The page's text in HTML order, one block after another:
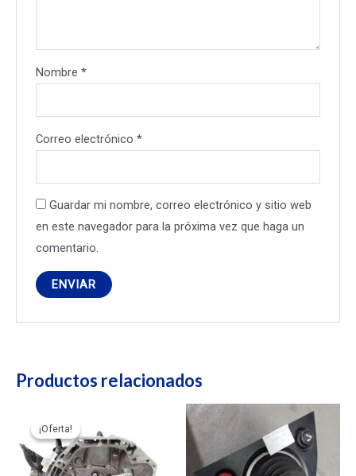
Nombre*
Correo electrónico*
Guardar mi nombre, correo electrónico y sitio web
en este navegador para la próxima vez que haga un
comentario.
Productos relacionados
¡Oferta!
¡Oferta!